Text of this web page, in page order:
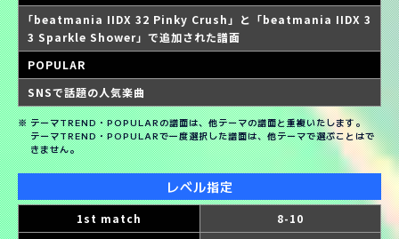
｢beatmania IIDX 32 Pinky Crush」と「beatmania IIDX 3
3 Sparkle Shower」で追加された譜面
POPULAR
SNSで話題の人気楽曲
テーマTREND・POPULARの譜面は、他テーマの譜面と重複いたします。
テーマTREND・POPULARで一度選択した譜面は、他テーマで選ぶことはで
きません。
レベル指定
1st match
8-10